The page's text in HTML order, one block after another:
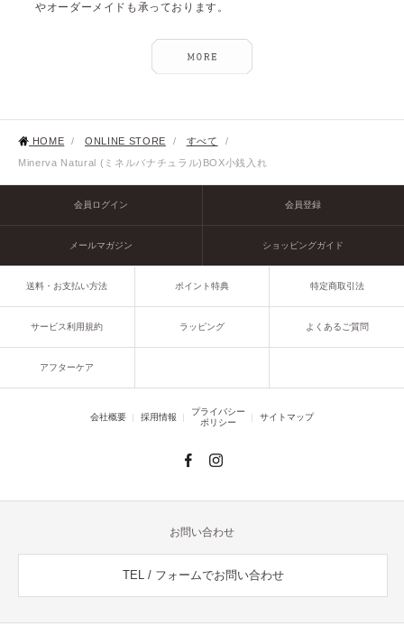
やオーダーメイドも承っております。
HOME / ONLINE STORE / すべて
/
Minerva Natural (ミネルバナチュラル)BOX小銭入れ
会員ログイン 会員登録
メールマガジン ショッピングガイド
送料・お支払い方法 ポイント特典 特定商取引法
サービス利用規約 ラッピング よくあるご質問
アフターケア
会社概要 採用情報
プライバシー
ポリシー
サイトマップ
お問い合わせ
TEL / フォームでお問い合わせ